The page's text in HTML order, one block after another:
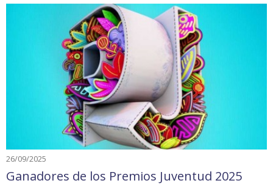
26/09/2025
Ganadores de los Premios Juventud 2025